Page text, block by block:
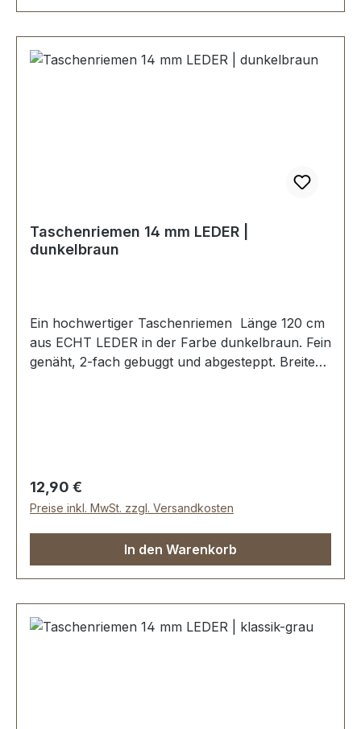
Taschenriemen 14 mm LEDER |
dunkelbraun
Ein hochwertiger Taschenriemen Länge 120 cm
aus ECHT LEDER in der Farbe dunkelbraun. Fein
genäht, 2-fach gebuggt und abgesteppt. Breite
Regulärer Preis:
12,90 €
Preise inkl. MwSt. zzgl. Versandkosten
In den Warenkorb